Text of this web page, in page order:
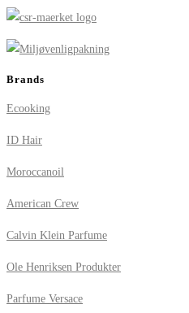
Brands
Ecooking
ID Hair
Moroccanoil
American Crew
Calvin Klein Parfume
Ole Henriksen Produkter
Parfume Versace